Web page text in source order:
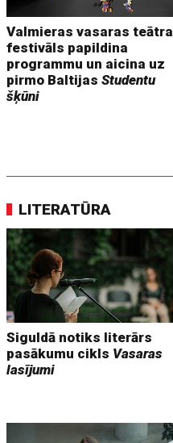
Valmieras vasaras teātra
festivāls papildina
programmu un aicina uz
pirmo BaltijasStudentu
šķūni
LITERATŪRA
Siguldā notiks literārs
pasākumu cikls Vasaras
lasījumi